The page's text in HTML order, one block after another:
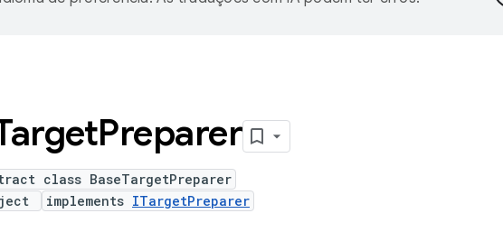
Preparer
class BaseTargetPreparer
implements ITargetPreparer